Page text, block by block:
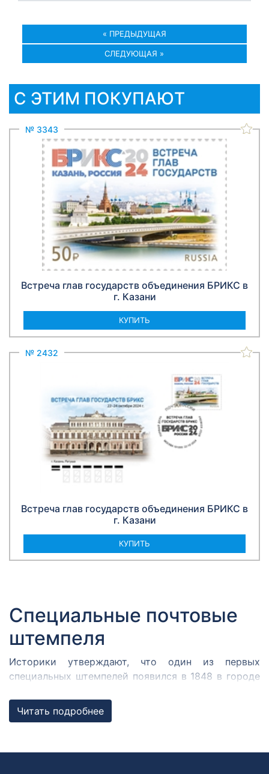
« ПРЕДЫДУЩАЯ
СЛЕДУЮЩАЯ »
С ЭТИМ ПОКУПАЮТ
№ 3343
Встреча глав государств объединения БРИКС в
г. Казани
КУПИТЬ
№ 2432
Встреча глав государств объединения БРИКС в
г. Казани
КУПИТЬ
Специальные почтовые
штемпеля
Историки утверждают, что один из первых
специальных штемпелей появился в 1848 в городе
собрался Кромержижский парламент.
Парламентарии решили отметить его работу
Читать подробнее